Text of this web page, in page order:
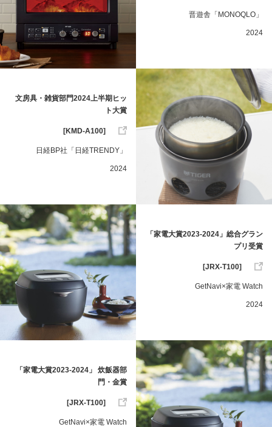
晋遊舎「MONOQLO」
2024
文房具・雑貨部門2024上半期ヒッ
ト大賞
[KMD-A100]
日経BP社「日経TRENDY」
2024
「家電大賞2023-2024」総合グラン
プリ受賞
[JRX-T100]
GetNavi×家電 Watch
2024
「家電大賞2023-2024」 炊飯器部
門・金賞
[JRX-T100]
GetNavi×家電 Watch